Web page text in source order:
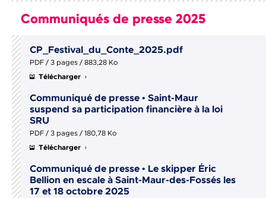
Communiqués de presse 2025
CP_Festival_du_Conte_2025.pdf
PDF / 3 pages / 883,28 Ko
Télécharger
Communiqué de presse • Saint-Maur
suspend sa participation financière à la loi
SRU
PDF / 3 pages / 180,78 Ko
Télécharger
Communiqué de presse • Le skipper Éric
Bellion en escale à Saint-Maur-des-Fossés les
17 et 18 octobre 2025